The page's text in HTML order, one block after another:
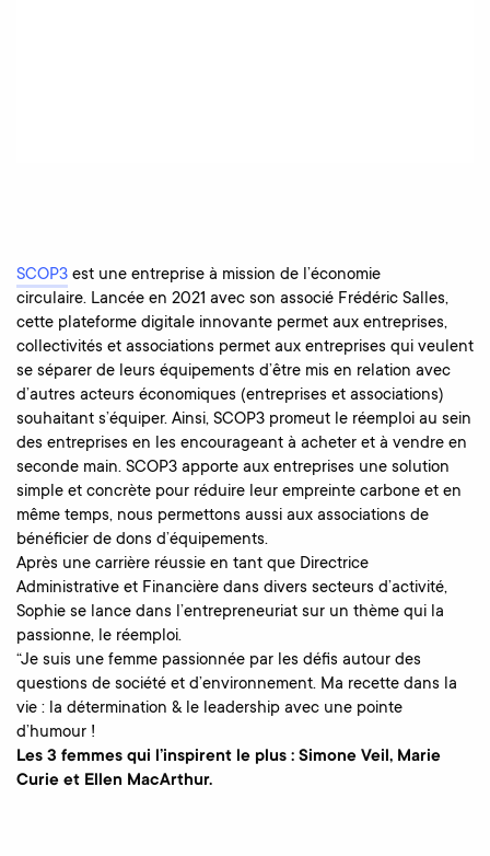
SCOP3 est une entreprise à mission de l’économie
circulaire. Lancée en 2021 avec son associé Frédéric Salles,
cette plateforme digitale innovante permet aux entreprises,
collectivités et associations permet aux entreprises qui veulent
se séparer de leurs équipements d’être mis en relation avec
d’autres acteurs économiques (entreprises et associations)
souhaitant s’équiper. Ainsi, SCOP3 promeut le réemploi au sein
des entreprises en les encourageant à acheter et à vendre en
seconde main. SCOP3 apporte aux entreprises une solution
simple et concrète pour réduire leur empreinte carbone et en
même temps, nous permettons aussi aux associations de
bénéficier de dons d’équipements.
Après une carrière réussie en tant que Directrice
Administrative et Financière dans divers secteurs d’activité,
Sophie se lance dans l’entrepreneuriat sur un thème qui la
passionne, le réemploi.
“Je suis une femme passionnée par les défis autour des
questions de société et d’environnement. Ma recette dans la
vie : la détermination & le leadership avec une pointe
d’humour !
Les 3 femmes qui l’inspirent le plus : Simone Veil, Marie
Curie et Ellen MacArthur.